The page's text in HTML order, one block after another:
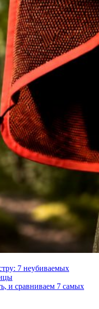
7 неубиваемых
и сравниваем 7 самых